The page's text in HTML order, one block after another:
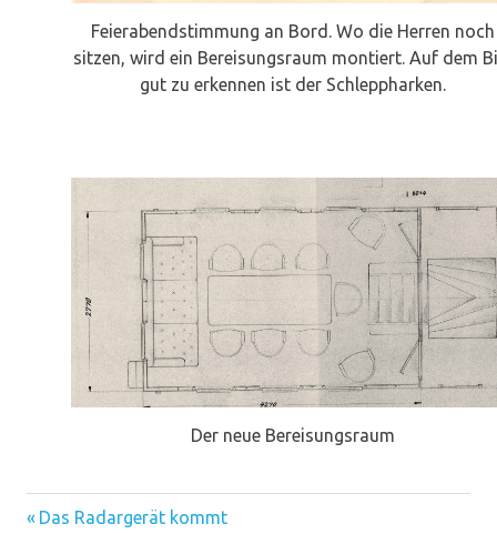
Feierabendstimmung an Bord. Wo die Herren noch
sitzen, wird ein Bereisungsraum montiert. Auf dem
gut zu erkennen ist der Schleppharken.
Der neue Bereisungsraum
Beitragsnavigation
Vorheriger
Das Radargerät kommt